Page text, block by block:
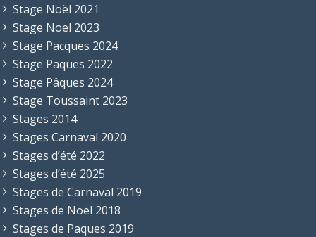
Stage Noël 2021
Stage Noel 2023
Stage Pacques 2024
Stage Paques 2022
Stage Pâques 2024
Stage Toussaint 2023
Stages 2014
Stages Carnaval 2020
Stages d’été 2022
Stages d’été 2025
Stages de Carnaval 2019
Stages de Noël 2018
Stages de Paques 2019